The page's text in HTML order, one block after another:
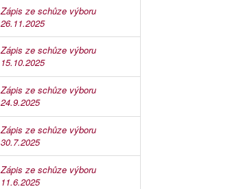
Zápis ze schůze výboru
26.11.2025
Zápis ze schůze výboru
15.10.2025
Zápis ze schůze výboru
24.9.2025
Zápis ze schůze výboru
30.7.2025
Zápis ze schůze výboru
11.6.2025